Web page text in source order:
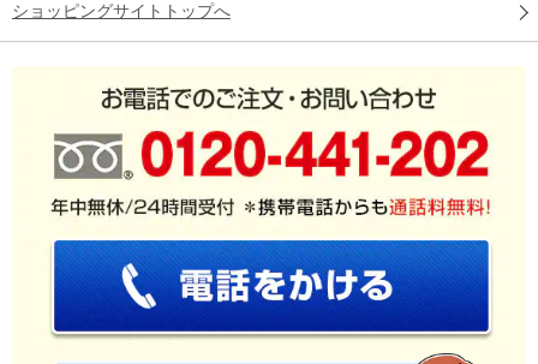
ショッピングサイトトップへ